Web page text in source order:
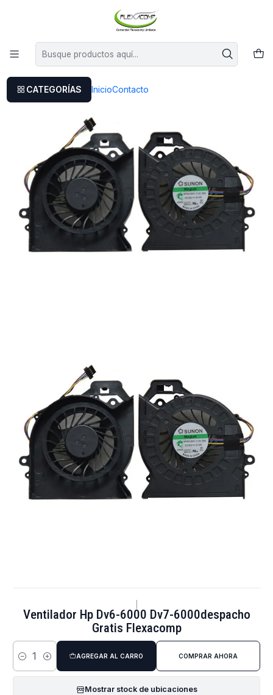
CATEGORÍAS InicioContacto
Este es el texto del slide
Ventilador Hp Dv6-6000 Dv7-6000despacho Gratis Flexacomp
Ventilador Hp Dv6-6000 Dv7-6000despacho
Gratis Flexacomp
Cantidad
AGREGAR AL CARRO COMPRAR AHORA
Mostrar stock de ubicaciones